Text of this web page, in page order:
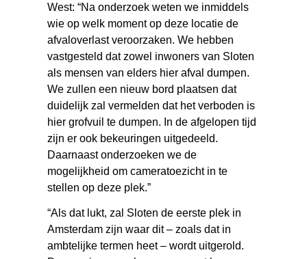
West: “Na onderzoek weten we inmiddels
wie op welk moment op deze locatie de
afvaloverlast veroorzaken. We hebben
vastgesteld dat zowel inwoners van Sloten
als mensen van elders hier afval dumpen.
We zullen een nieuw bord plaatsen dat
duidelijk zal vermelden dat het verboden is
hier grofvuil te dumpen. In de afgelopen tijd
zijn er ook bekeuringen uitgedeeld.
Daarnaast onderzoeken we de
mogelijkheid om cameratoezicht in te
stellen op deze plek.”
“Als dat lukt, zal Sloten de eerste plek in
Amsterdam zijn waar dit – zoals dat in
ambtelijke termen heet – wordt uitgerold.